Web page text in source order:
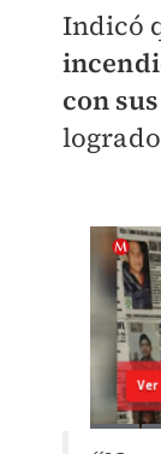
Indicó
con